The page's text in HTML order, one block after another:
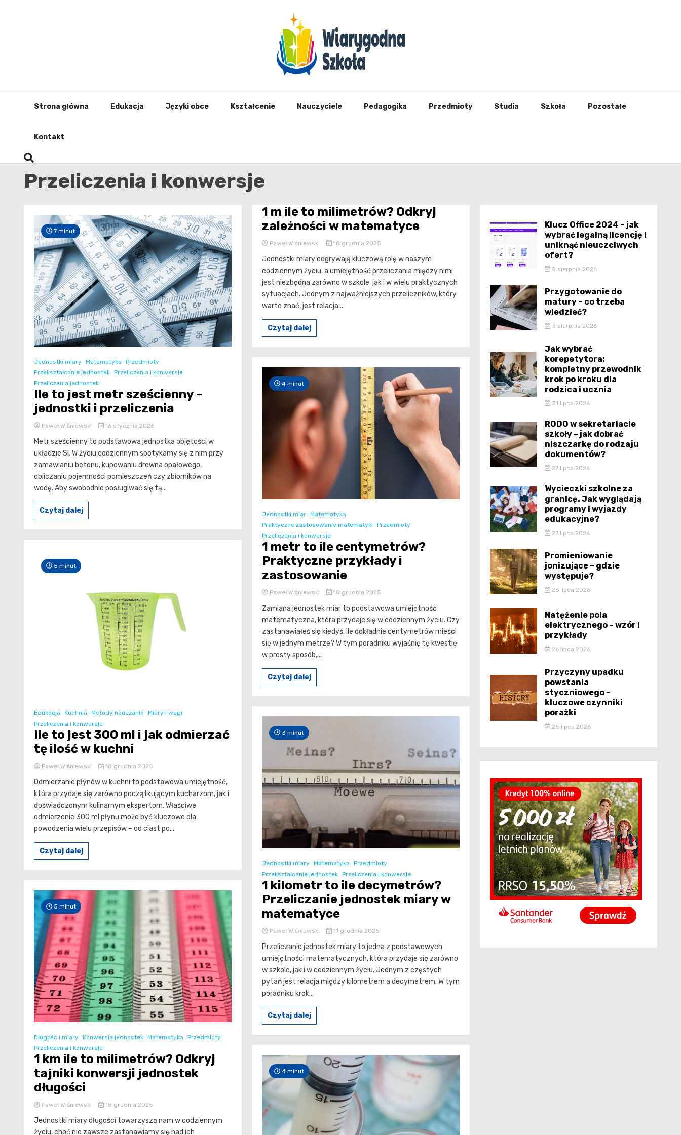
Strona główna Edukacja Języki obce Kształcenie Nauczyciele Pedagogika Przedmioty Studia Szkoła Pozostałe
Kontakt
Przeliczenia i konwersje
7 minut
Jednostki miary Matematyka
Przedmioty
Przekształcanie jednostek Przeliczenia i konwersje
Przeliczenia jednostek
Ile to jest metr sześcienny –
jednostki i przeliczenia
Paweł Wiśniewski 16 stycznia 2026
Metr sześcienny to podstawowa jednostka objętości w
układzie SI. W życiu codziennym spotykamy się z nim przy
zamawianiu betonu, kupowaniu drewna opałowego,
obliczaniu pojemności pomieszczeń czy zbiorników na
wodę. Aby swobodnie posługiwać się tą...
Czytaj dalej
5 minut
Edukacja Kuchnia Metody nauczania
Miary i wagi
Przeliczenia i konwersje
Ile to jest 300 ml i jak odmierzać
tę ilość w kuchni
Paweł Wiśniewski 18 grudnia 2025
Odmierzanie płynów w kuchni to podstawowa umiejętność,
która przydaje się zarówno początkującym kucharzom, jak i
doświadczonym kulinarnym ekspertom. Właściwe
odmierzenie 300 ml płynu może być kluczowe dla
powodzenia wielu przepisów – od ciast po...
Czytaj dalej
5 minut
Długość i miary Konwersja jednostek Matematyka
Przedmioty
Przeliczenia i konwersje
1 km ile to milimetrów? Odkryj
tajniki konwersji jednostek
długości
Paweł Wiśniewski 18 grudnia 2025
Jednostki miary długości towarzyszą nam w codziennym
życiu, choć nie zawsze zastanawiamy się nad ich
1 m ile to milimetrów? Odkryj
zależności w matematyce
Paweł Wiśniewski 18 grudnia 2025
Jednostki miary odgrywają kluczową rolę w naszym
codziennym życiu, a umiejętność przeliczania między nimi
jest niezbędna zarówno w szkole, jak i w wielu praktycznych
sytuacjach. Jednym z najważniejszych przeliczników, który
warto znać, jest relacja...
Czytaj dalej
4 minut
Jednostki miar Matematyka
Praktyczne zastosowanie matematyki
Przedmioty
Przeliczenia i konwersje
1 metr to ile centymetrów?
Praktyczne przykłady i
zastosowanie
Paweł Wiśniewski 18 grudnia 2025
Zamiana jednostek miar to podstawowa umiejętność
matematyczna, która przydaje się w codziennym życiu. Czy
zastanawiałeś się kiedyś, ile dokładnie centymetrów mieści
się w jednym metrze? W tym poradniku wyjaśnię tę kwestię
w prosty sposób,...
Czytaj dalej
3 minut
Jednostki miary Matematyka
Przedmioty
Przekształcanie jednostek Przeliczenia i konwersje
1 kilometr to ile decymetrów?
Przeliczanie jednostek miary w
matematyce
Paweł Wiśniewski 11 grudnia 2025
Przeliczanie jednostek miary to jedna z podstawowych
umiejętności matematycznych, która przydaje się zarówno
w szkole, jak i w codziennym życiu. Jednym z częstych
pytań jest relacja między kilometrem a decymetrem. W tym
poradniku krok...
Czytaj dalej
4 minut
Klucz Office 2024 – jak
wybrać legalną licencję i
uniknąć nieuczciwych
ofert?
5 sierpnia 2026
Przygotowanie do
matury – co trzeba
wiedzieć?
3 sierpnia 2026
Jak wybrać
korepetytora:
kompletny przewodnik
krok po kroku dla
rodzica i ucznia
31 lipca 2026
RODO w sekretariacie
szkoły – jak dobrać
niszczarkę do rodzaju
dokumentów?
27 lipca 2026
Wycieczki szkolne za
granicę. Jak wyglądają
programy i wyjazdy
edukacyjne?
27 lipca 2026
Promieniowanie
jonizujące – gdzie
występuje?
26 lipca 2026
Natężenie pola
elektrycznego – wzór i
przykłady
26 lipca 2026
Przyczyny upadku
powstania
styczniowego –
kluczowe czynniki
porażki
25 lipca 2026